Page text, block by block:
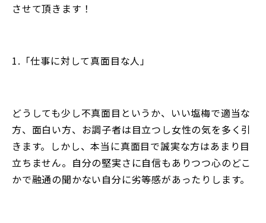
させて頂きます！
1.「仕事に対して真面目な人」
どうしても少し不真面目というか、いい塩梅で適当な
方、面白い方、お調子者は目立つし女性の気を多く引
きます。しかし、本当に真面目で誠実な方はあまり目
立ちません。自分の堅実さに自信もありつつ心のどこ
かで融通の聞かない自分に劣等感があったりします。